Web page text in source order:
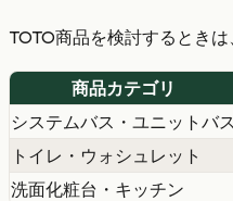
TOTO商品を検討するとき
商品カテゴリ
システムバス・ユニットバス
トイレ・ウォシュレット
洗面化粧台・キッチン